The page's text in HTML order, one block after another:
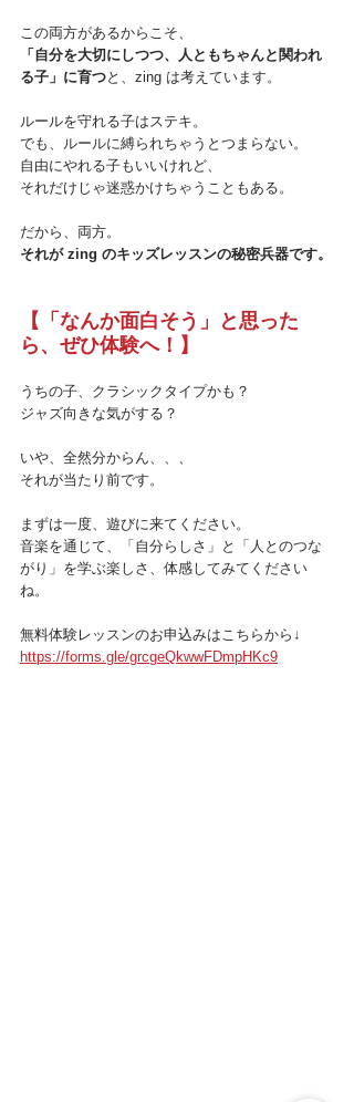
「自分を大切にしつつ、人ともちゃんと関われ
る子」に育つと、zing は考えています。
ルールを守れる子はステキ。
でも、ルールに縛られちゃうとつまらない。
自由にやれる子もいいけれど、
それだけじゃ迷惑かけちゃうこともある。
だから、両方。
それが zing のキッズレッスンの秘密兵器です。
【「なんか面白そう」と思った
ら、ぜひ体験へ！】
うちの子、クラシックタイプかも？
ジャズ向きな気がする？
いや、全然分からん、、、
それが当たり前です。
まずは一度、遊びに来てください。
音楽を通じて、「自分らしさ」と「人とのつな
がり」を学ぶ楽しさ、体感してみてください
ね。
無料体験レッスンのお申込みはこちらから↓
https://forms.gle/grcgeQkwwFDmpHKc9